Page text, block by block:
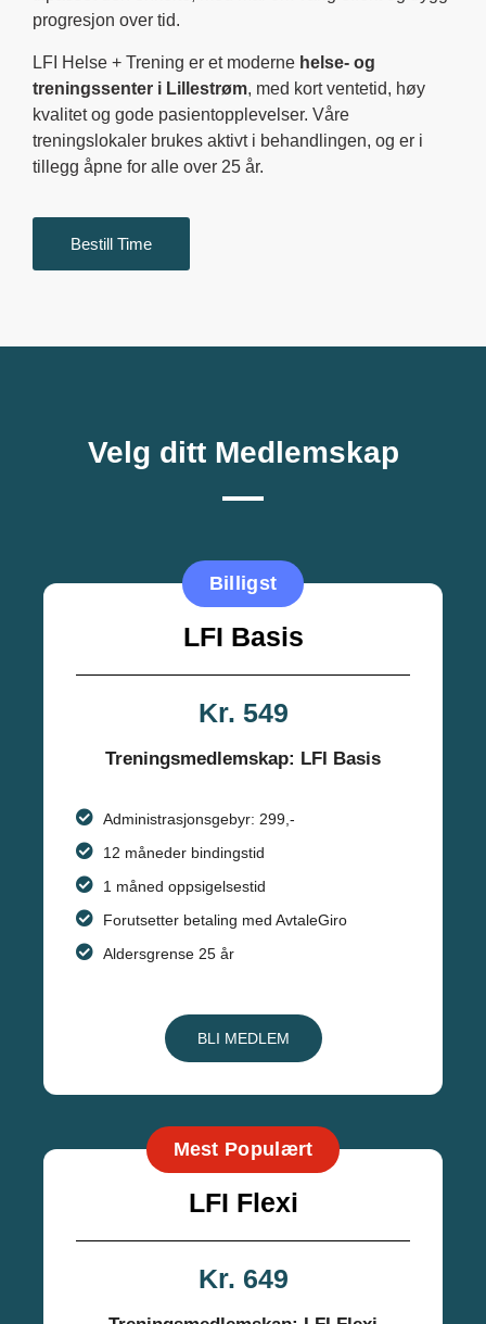
progresjon over tid.
LFI Helse + Trening er et moderne helse- og
treningssenter i Lillestrøm, med kort ventetid, høy
kvalitet og gode pasientopplevelser. Våre
treningslokaler brukes aktivt i behandlingen, og er i
tillegg åpne for alle over 25 år.
Bestill Time
Velg ditt Medlemskap
Billigst
LFI Basis
Kr. 549
Treningsmedlemskap: LFI Basis
Administrasjonsgebyr: 299,-
12 måneder bindingstid
1 måned oppsigelsestid
Forutsetter betaling med AvtaleGiro
Aldersgrense 25 år
BLI MEDLEM
Mest Populært
LFI Flexi
Kr. 649